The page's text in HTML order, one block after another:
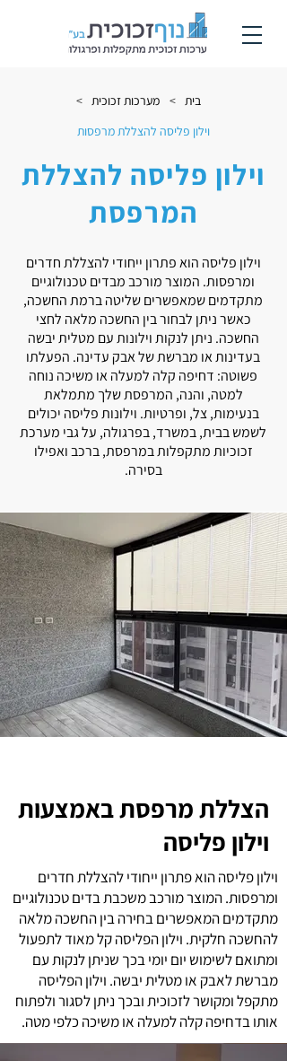
בית > מערכות זכוכית >
וילון פליסה להצללת מרפסות
וילון פליסה להצללת
המרפסת
וילון פליסה הוא פתרון ייחודי להצללת חדרים
ומרפסות. המוצר מורכב מבדים טכנולוגיים
מתקדמים שמאפשרים שליטה ברמת החשכה,
כאשר ניתן לבחור בין החשכה מלאה לחצי
החשכה. ניתן לנקות וילונות עם מטלית יבשה
בעדינות או מברשת של אבק עדינה. הפעלתו
פשוטה: דחיפה קלה למעלה או משיכה נוחה
למטה, והנה, המרפסת שלך מתמלאת
בנעימות, צל, ופרטיות. וילונות פליסה יכולים
לשמש בבית, במשרד, בפרגולה, על גבי מערכת
זכוכיות מתקפלות במרפסת, ברכב ואפילו
בסירה.
הצללת מרפסת באמצעות
וילון פליסה
וילון פליסה הוא פתרון ייחודי להצללת חדרים
ומרפסות. המוצר מורכב משכבת בדים טכנולוגיים
מתקדמים המאפשרים בחירה בין החשכה מלאה
להחשכה חלקית. וילון הפליסה קל מאוד לתפעול
ומתואם לשימוש יום יומי בכך שניתן לנקות עם
מברשת לאבק או מטלית יבשה. וילון הפליסה
מתקפל ומקושר לזכוכית ובכך ניתן לסגור ולפתוח
אותו בדחיפה קלה למעלה או משיכה כלפי מטה.